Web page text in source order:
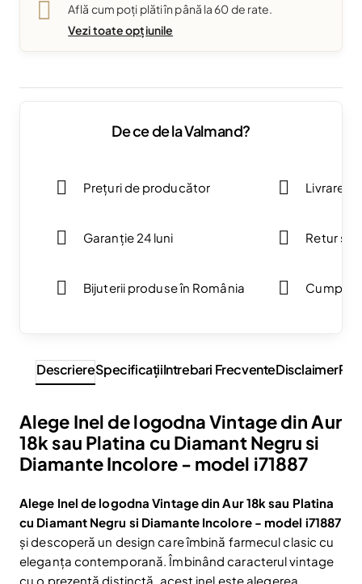
Află cum poți plăti în până la 60 de rate.
Vezi toate opțiunile
De ce de la Valmand?
Prețuri de producător
Garanție 24 luni
Bijuterii produse în România
Livrare
Retur
DescriereSpecificaţiiIntrebari FrecventeDisclaimer
Alege Inel de logodna Vintage din Aur
18k sau Platina cu Diamant Negru si
Diamante Incolore - model i71887
Alege Inel de logodna Vintage din Aur 18k sau Platina
cu Diamant Negru si Diamante Incolore - model i71887
și descoperă un design care îmbină farmecul clasic cu
eleganța contemporană. Îmbinând caracterul vintage
cu o prezență distinctă, acest inel este alegerea